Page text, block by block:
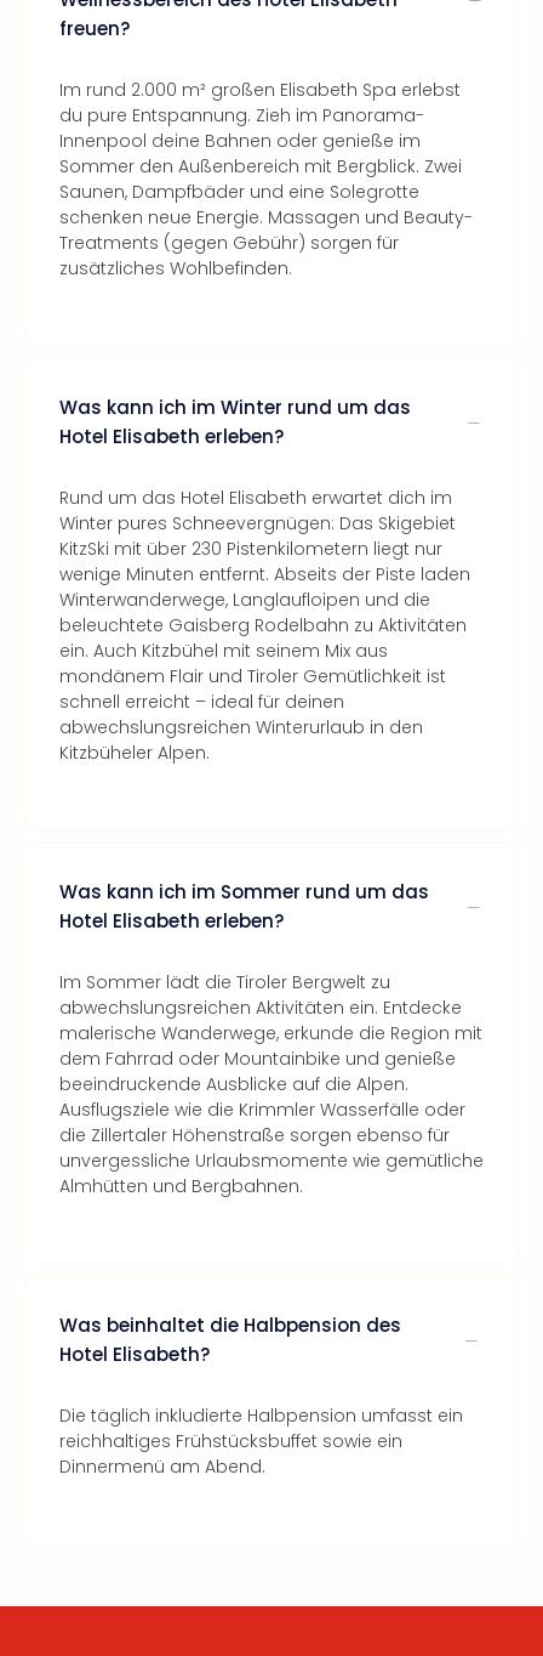
freuen?
Im rund 2.000 m² großen Elisabeth Spa erlebst
du pure Entspannung. Zieh im Panorama-
Innenpool deine Bahnen oder genieße im
Sommer den Außenbereich mit Bergblick. Zwei
Saunen, Dampfbäder und eine Solegrotte
schenken neue Energie. Massagen und Beauty-
Treatments (gegen Gebühr) sorgen für
zusätzliches Wohlbefinden.
Was kann ich im Winter rund um das
Hotel Elisabeth erleben?
Rund um das Hotel Elisabeth erwartet dich im
Winter pures Schneevergnügen: Das Skigebiet
KitzSki mit über 230 Pistenkilometern liegt nur
wenige Minuten entfernt. Abseits der Piste laden
Winterwanderwege, Langlaufloipen und die
beleuchtete Gaisberg Rodelbahn zu Aktivitäten
ein. Auch Kitzbühel mit seinem Mix aus
mondänem Flair und Tiroler Gemütlichkeit ist
schnell erreicht – ideal für deinen
abwechslungsreichen Winterurlaub in den
Kitzbüheler Alpen.
Was kann ich im Sommer rund um das
Hotel Elisabeth erleben?
Im Sommer lädt die Tiroler Bergwelt zu
abwechslungsreichen Aktivitäten ein. Entdecke
malerische Wanderwege, erkunde die Region mit
dem Fahrrad oder Mountainbike und genieße
beeindruckende Ausblicke auf die Alpen.
Ausflugsziele wie die Krimmler Wasserfälle oder
die Zillertaler Höhenstraße sorgen ebenso für
unvergessliche Urlaubsmomente wie gemütliche
Almhütten und Bergbahnen.
Was beinhaltet die Halbpension des
Hotel Elisabeth?
Die täglich inkludierte Halbpension umfasst ein
reichhaltiges Frühstücksbuffet sowie ein
Dinnermenü am Abend.